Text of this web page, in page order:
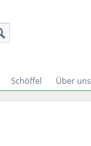
Schöffel Über uns